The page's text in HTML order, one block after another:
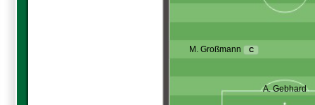
M. Großmann C
A. Gebhard